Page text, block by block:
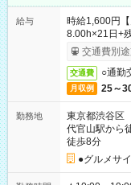
給与
時給1,600円
8.00h×21日+
交通費別
交通費 ○通勤
月収例 25～
勤務地
東京都渋谷区
代官山駅から
徒歩8分
●グルメサ